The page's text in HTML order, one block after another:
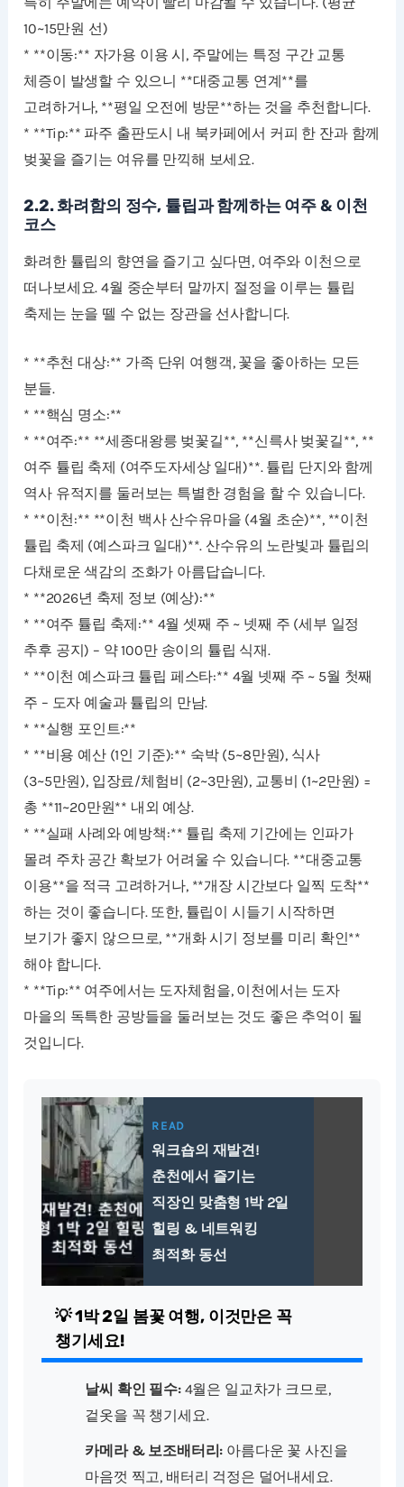
10~15만원 선)
* **이동:** 자가용 이용 시, 주말에는 특정 구간 교통
체증이 발생할 수 있으니 **대중교통 연계**를
고려하거나, **평일 오전에 방문**하는 것을 추천합니다.
* **Tip:** 파주 출판도시 내 북카페에서 커피 한 잔과 함께
벚꽃을 즐기는 여유를 만끽해 보세요.
2.2. 화려함의 정수, 튤립과 함께하는 여주 & 이천
코스
화려한 튤립의 향연을 즐기고 싶다면, 여주와 이천으로
떠나보세요. 4월 중순부터 말까지 절정을 이루는 튤립
축제는 눈을 뗄 수 없는 장관을 선사합니다.
* **추천 대상:** 가족 단위 여행객, 꽃을 좋아하는 모든
분들.
* **핵심 명소:**
* **여주:** **세종대왕릉 벚꽃길**, **신륵사 벚꽃길**, **
여주 튤립 축제 (여주도자세상 일대)**. 튤립 단지와 함께
역사 유적지를 둘러보는 특별한 경험을 할 수 있습니다.
* **이천:** **이천 백사 산수유마을 (4월 초순)**, **이천
튤립 축제 (예스파크 일대)**. 산수유의 노란빛과 튤립의
다채로운 색감의 조화가 아름답습니다.
* **2026년 축제 정보 (예상):**
* **여주 튤립 축제:** 4월 셋째 주 ~ 넷째 주 (세부 일정
추후 공지) – 약 100만 송이의 튤립 식재.
* **이천 예스파크 튤립 페스타:** 4월 넷째 주 ~ 5월 첫째
주 – 도자 예술과 튤립의 만남.
* **실행 포인트:**
* **비용 예산 (1인 기준):** 숙박 (5~8만원), 식사
(3~5만원), 입장료/체험비 (2~3만원), 교통비 (1~2만원) =
총 **11~20만원** 내외 예상.
* **실패 사례와 예방책:** 튤립 축제 기간에는 인파가
몰려 주차 공간 확보가 어려울 수 있습니다. **대중교통
이용**을 적극 고려하거나, **개장 시간보다 일찍 도착**
하는 것이 좋습니다. 또한, 튤립이 시들기 시작하면
보기가 좋지 않으므로, **개화 시기 정보를 미리 확인**
해야 합니다.
* **Tip:** 여주에서는 도자체험을, 이천에서는 도자
마을의 독특한 공방들을 둘러보는 것도 좋은 추억이 될
것입니다.
READ
워크숍의 재발견!
춘천에서 즐기는
직장인 맞춤형 1박 2일
힐링 & 네트워킹
최적화 동선
💡 1박 2일 봄꽃 여행, 이것만은 꼭
챙기세요!
날씨 확인 필수:4월은 일교차가 크므로,
겉옷을 꼭 챙기세요.
카메라 & 보조배터리: 아름다운 꽃 사진을
마음껏 찍고, 배터리 걱정은 덜어내세요.